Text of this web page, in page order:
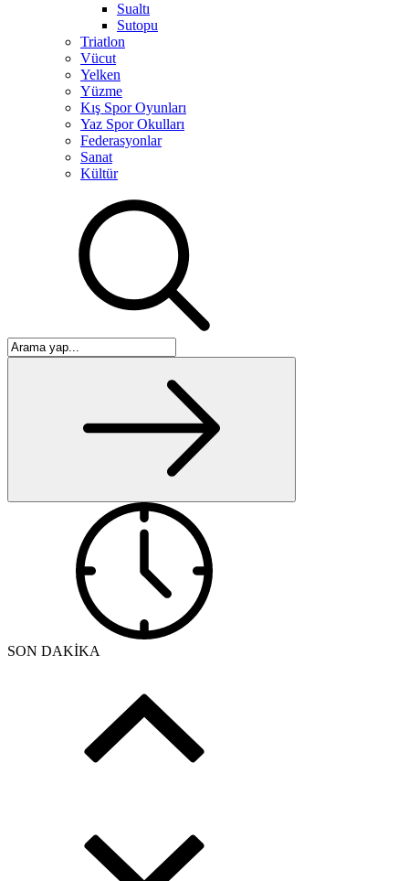
Sualtı
Sutopu
Triatlon
Vücut
Yelken
Yüzme
Kış Spor Oyunları
Yaz Spor Okulları
Federasyonlar
Sanat
Kültür
SON DAKİKA